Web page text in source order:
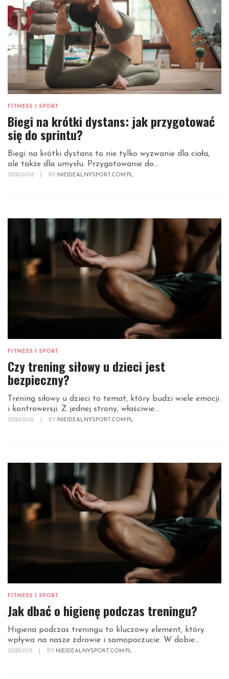
FITNESS I SPORT
Biegi na krótki dystans: jak przygotować
się do sprintu?
Biegi na krótki dystans to nie tylko wyzwanie dla ciała,
ale także dla umysłu. Przygotowanie do...
2020-10-18 BY NIEIDEALNYSPORT.COM.PL
FITNESS I SPORT
Czy trening siłowy u dzieci jest
bezpieczny?
Trening siłowy u dzieci to temat, który budzi wiele emocji
i kontrowersji. Z jednej strony, właściwie...
2020-10-16 BY NIEIDEALNYSPORT.COM.PL
FITNESS I SPORT
Jak dbać o higienę podczas treningu?
Higiena podczas treningu to kluczowy element, który
wpływa na nasze zdrowie i samopoczucie. W dobie...
2020-10-11 BY NIEIDEALNYSPORT.COM.PL